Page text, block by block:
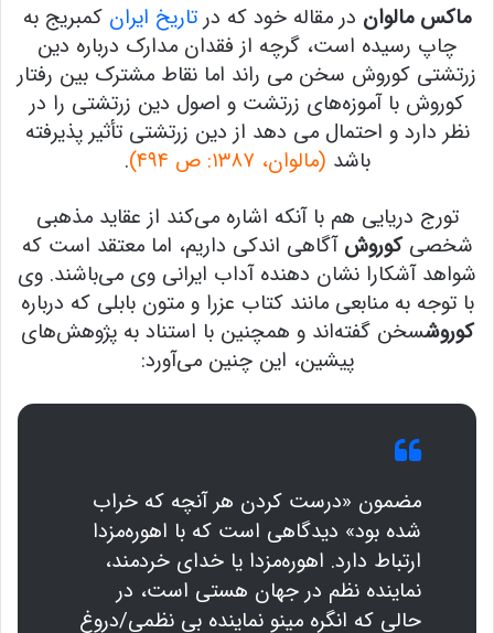
ماکس مالوان در مقاله خود که در تاریخ ایران کمبریج به
چاپ رسیده است، گرچه از فقدان مدارک درباره دین
زرتشتی کوروش سخن می راند اما نقاط مشترک بین رفتار
کوروش با آموزه‌های زرتشت و اصول دین زرتشتی را در
نظر دارد و احتمال می دهد از دین زرتشتی تأثیر پذیرفته
باشد (مالوان، ۱۳۸۷: ص ۴۹۴)
.
تورج دریایی هم با آنکه اشاره می‌کند از عقاید مذهبی
شخصیکوروش آگاهی اندکی داریم، اما معتقد است که
شواهد آشکارا نشان دهنده آداب ایرانی وی می‌باشند. وی
با توجه به منابعی مانند کتاب عزرا و متون بابلی که درباره
کوروشسخن گفته‌اند و همچنین با استناد به پژوهش‌های
پیشین، این چنین می‌آورد:
مضمون «درست کردن هر آنچه که خراب
شده بود» دیدگاهی است که با اهوره‌مزدا
ارتباط دارد. اهوره‌مزدا یا خدای خردمند،
نماینده نظم در جهان هستی است، در
حالی که انگره مینو نماینده بی نظمی/دروغ